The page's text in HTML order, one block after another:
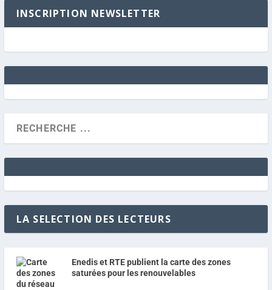
INSCRIPTION NEWSLETTER
LA SELECTION DES LECTEURS
Enedis et RTE publient la carte des zones
saturées pour les renouvelables